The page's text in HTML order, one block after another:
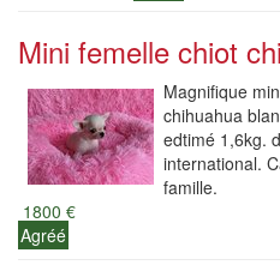
Mini femelle chiot
Magnifique
chihuahua
edtimé 1,6kg.
international.
famille.
1800 €
Agréé